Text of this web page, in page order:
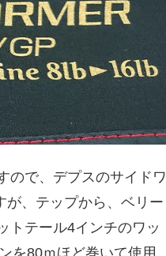
ので、デプスのサイドワ
が、テップから、ベリー
トテール4インチのワッ
を80ｍほど巻いて使用、